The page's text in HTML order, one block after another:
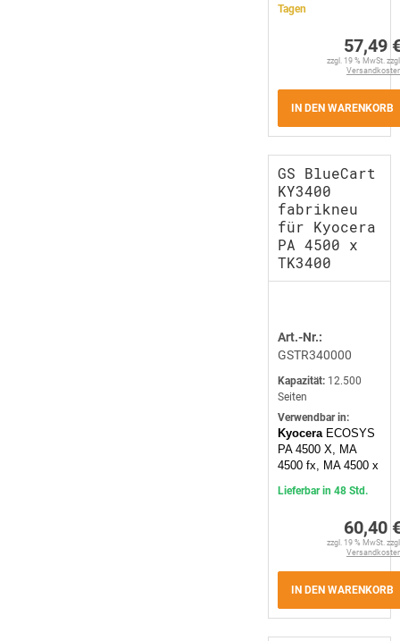
Tagen
57,49
zzgl. 19 % MwSt.
IN DEN WARENKORB
GS BlueCart
KY3400
fabrikneu
für Kyocera
PA 4500 x
TK3400
Art.-Nr.:
GSTR340000
Kapazität: 12.500
Seiten
Verwendbar in:
KyoceraECOSYS
PA 4500 X, MA
4500 fx, MA 4500 x
Lieferbar in 48 Std.
60,40
zzgl. 19 % MwSt.
IN DEN WARENKORB